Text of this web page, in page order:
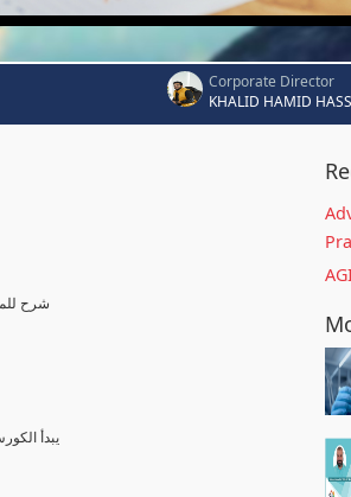
Corporate Director
KHALID HAMID
شرح
يبدأ